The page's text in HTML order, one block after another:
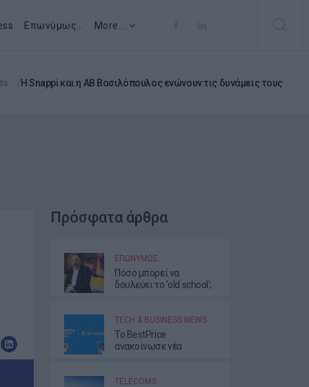
Επωνύμως… More...
Η Snappi και η ΑΒ Βασιλόπουλος ενώνουν τις δυνάμεις τους
Πρόσφατα άρθρα
ΕΠΩΝΎΜΩΣ…
Πόσο μπορεί να
δουλεύει το 'old school';
TECH & BUSINESS NEWS
Το BestPrice
ανακοίνωσε νέα
TELECOMS